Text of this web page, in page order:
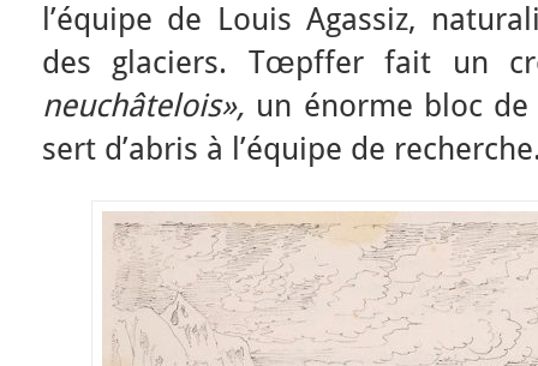
l’équipe de Louis Agassiz,
des glaciers. Tœpffer fait un
neuchâtelois», un énorme bloc
sert d’abris à l’équipe de